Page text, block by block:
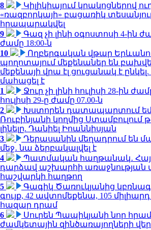
8
Կիլիկիայում կրակոցներով
«ռազբորկայի» բացառիկ
հրապարակվել
9
Գազ չի լինի օգոստոսի 4-ին
ժամը 18:00-ն
10
Ողբերգական վթար
պողոտայում մեքենաներ են
մեքենայի վրա էլ ցուցանակ է
մահացել է
1
Ջուր չի լինի հուլիսի 28-ին
հուլիսի 29-ը ժամը 07.00-ն
2
Խստորեն դատապարտում եմ
Ռուբինյանի կողմից Ստամբուլում
լինելը. Դանիել Իոաննիսյան
3
Դերասանին մեղադրում են
մեջ․ նա ձերբակալվել է
4
Պատմական հաղթանակ․
դարձավ աշխարհի առաջնության
հաշվարկի հաղթող
5
Գագիկ Ծառուկյանից
գույք, 42 ավտոմեքենա, 105 միլիարդ
հազար դրամ
6
Սուրեն Պապիկյանի նոր
ժամկետային զինծառայողների